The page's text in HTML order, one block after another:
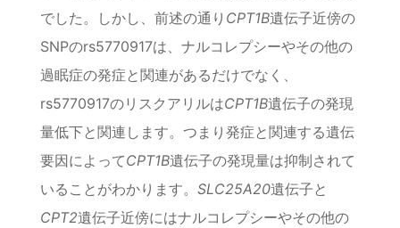
でした。しかし、前述の通り CPT1B遺伝子近傍の
SNPのrs5770917は、ナルコレプシーやその他の
過眠症の発症と関連があるだけでなく、
rs5770917のリスクアリルはCPT1B遺伝子の発現
量低下と関連します。つまり発症と関連する遺伝
要因によってCPT1B遺伝子の発現量は抑制されて
いることがわかります。 SLC25A20遺伝子と
CPT2遺伝子近傍にはナルコレプシーやその他の